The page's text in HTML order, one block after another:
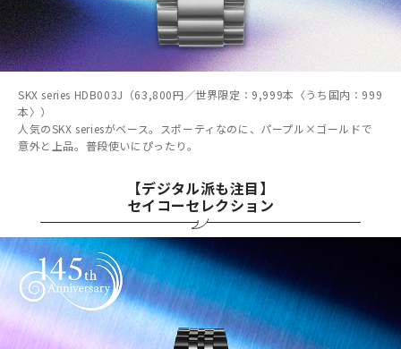
SKX series HDB003J（63,800円／世界限定：9,999本〈うち国内：999
本〉）
人気のSKX seriesがベース。スポーティなのに、パープル×ゴールドで
意外と上品。普段使いにぴったり。
【デジタル派も注目】
セイコーセレクション